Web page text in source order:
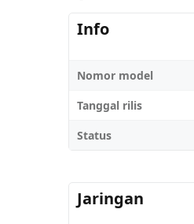
Info
Nomor model
Tanggal rilis
Status
Jaringan